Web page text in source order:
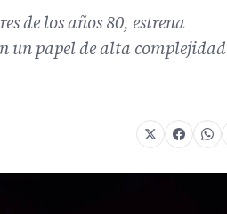
de los años 80, estrena
un papel de alta complejidad